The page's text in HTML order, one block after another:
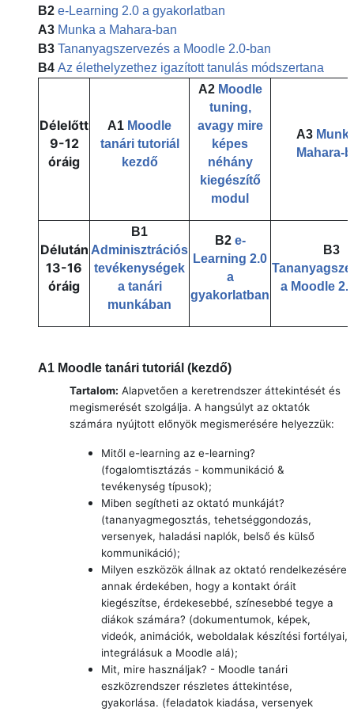
B2 e-Learning 2.0 a gyakorlatban
A3 Munka a Mahara-ban
B3 Tananyagszervezés a Moodle 2.0-ban
B4 Az élethelyzethez igazított tanulás módszertana
Délelőtt
9-12
óráig
A1 Moodle
tanári tutoriál
kezdő
A2 Moodle
tuning,
avagy mire
képes
néhány
kiegészítő
modul
A3
Mahara-
Délután
13-16
óráig
B1
Adminisztrációs
tevékenységek
a tanári
munkában
B2 e-
Learning 2.0
a
gyakorlatban
B3
a Moodle
A1 Moodle tanári tutoriál (kezdő)
Tartalom: Alapvetően a keretrendszer áttekintését és
megismerését szolgálja. A hangsúlyt az oktatók
számára nyújtott előnyök megismerésére helyezzük:
Mitől e-learning az e-learning?
(fogalomtisztázás - kommunikáció &
tevékenység típusok);
Miben segítheti az oktató munkáját?
(tananyagmegosztás, tehetséggondozás,
versenyek, haladási naplók, belső és külső
kommunikáció);
Milyen eszközök állnak az oktató rendelkezésére
annak érdekében, hogy a kontakt óráit
kiegészítse, érdekesebbé, színesebbé tegye a
diákok számára? (dokumentumok, képek,
videók, animációk, weboldalak készítési fortélyai,
integrálásuk a Moodle alá);
Mit, mire használjak? - Moodle tanári
eszközrendszer részletes áttekintése,
gyakorlása. (feladatok kiadása, versenyek